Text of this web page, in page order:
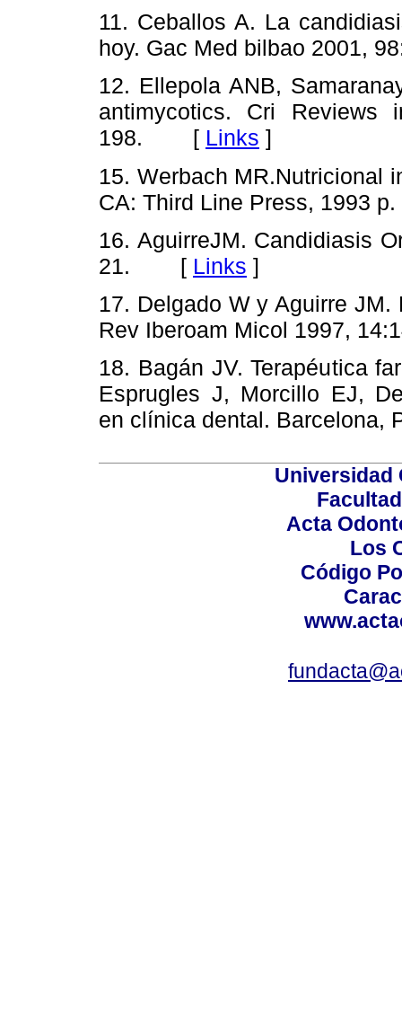
11. Ceballos A. La
hoy. Gac Med bilbao
12. Ellepola ANB,
antimycotics. Cri
198. [ Links ]
15. Werbach MR.Nutricional
CA: Third Line Press,
16. AguirreJM. Candidiasis
21. [ Links ]
17. Delgado W y Aguirre
Rev Iberoam Micol 1997,
18. Bagán JV. Terapéutica
Esprugles J, Morcillo EJ,
en clínica dental.
Universidad
Acta
Los
Código